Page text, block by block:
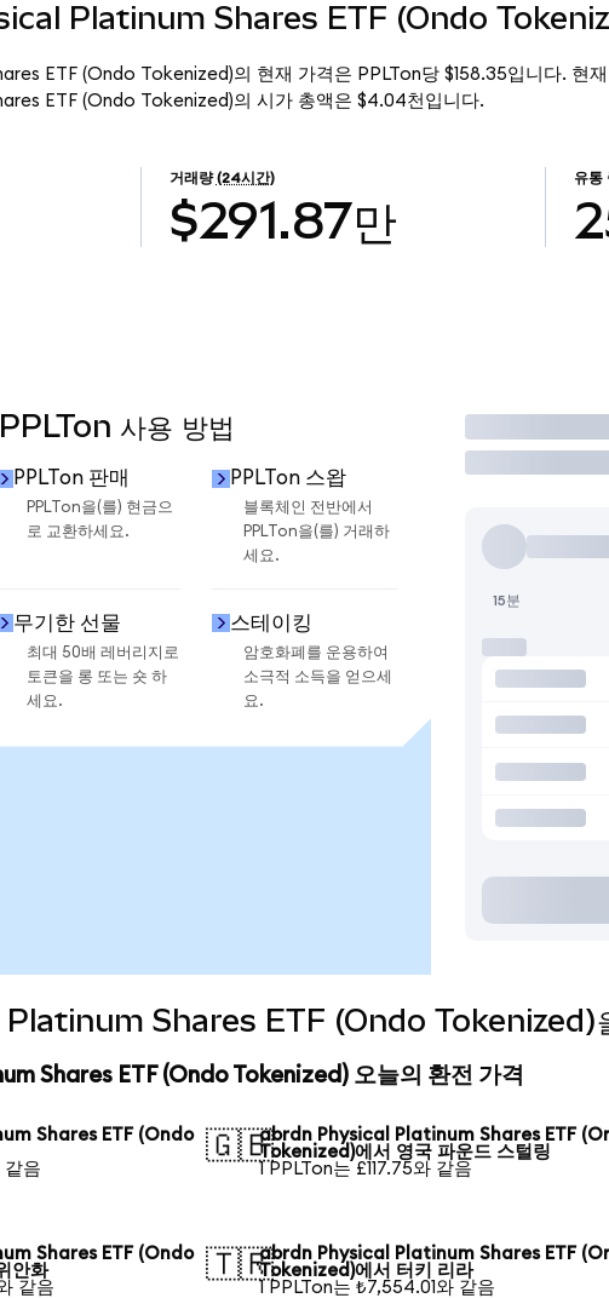
Platinum Shares ETF (Ondo
ETF (Ondo Tokenized)의 현재 가격은 PPLTon당 $158.35입니다. 현
ETF (Ondo Tokenized)의 시가 총액은 $4.04천입니다.
거래량 (24시간)
$291.87만
유통
사용 방법
PPLTon 판매
PPLTon을(를) 현금으
로 교환하세요.
PPLTon 스왑
블록체인 전반에서
PPLTon을(를) 거래하
세요.
무기한 선물
최대 50배 레버리지로
토큰을 롱 또는 숏 하
세요.
스테이킹
암호화폐를 운용하여
소극적 소득을 얻으세
요.
거래
15분
Shares ETF (Ondo Tokenized)을
Shares ETF (Ondo Tokenized) 오늘의 환전 가격
Shares ETF (Ondo
같음
🇬🇧abrdn Physical Platinum Shares ETF
Tokenized)에서 영국 파운드 스털링
1 PPLTon는 £117.75와 같음
Shares ETF (Ondo
안화
같음
🇹🇷abrdn Physical Platinum Shares ETF
Tokenized)에서 터키 리라
1 PPLTon는 ₺7,554.01와 같음